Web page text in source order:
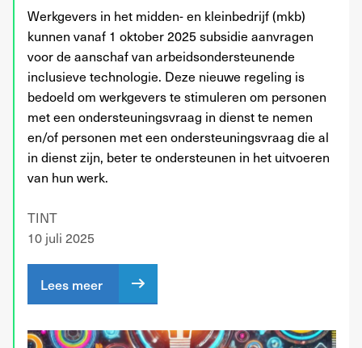
Werkgevers in het midden- en kleinbedrijf (mkb)
kunnen vanaf 1 oktober 2025 subsidie aanvragen
voor de aanschaf van arbeidsondersteunende
inclusieve technologie. Deze nieuwe regeling is
bedoeld om werkgevers te stimuleren om personen
met een ondersteuningsvraag in dienst te nemen
en/of personen met een ondersteuningsvraag die al
in dienst zijn, beter te ondersteunen in het uitvoeren
van hun werk.
TINT
10 juli 2025
Lees meer